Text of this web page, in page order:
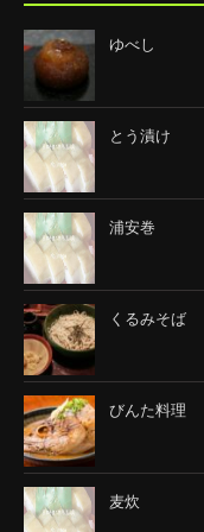
ゆべし
とう漬け
浦安巻
くるみそば
びんた料理
麦炊